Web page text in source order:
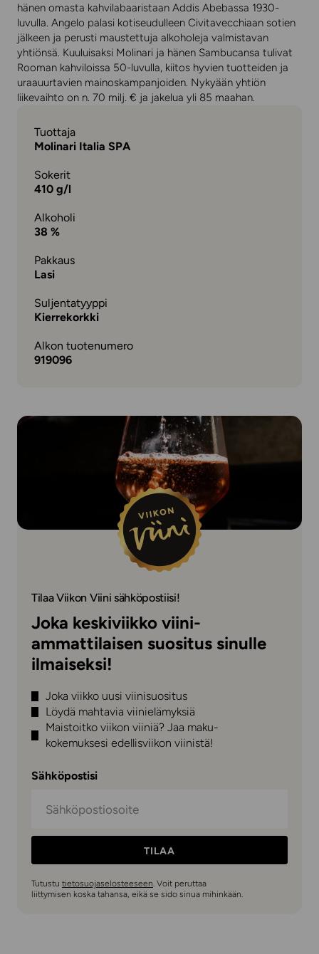
hänen omasta kahvilabaaristaan Addis Abebassa 1930-
luvulla. Angelo palasi kotiseudulleen Civitavecchiaan sotien
jälkeen ja perusti maustettuja alkoholeja valmistavan
yhtiönsä. Kuuluisaksi Molinari ja hänen Sambucansa tulivat
Rooman kahviloissa 50-luvulla, kiitos hyvien tuotteiden ja
uraauurtavien mainoskampanjoiden. Nykyään yhtiön
liikevaihto on n. 70 milj. € ja jakelua yli 85 maahan.
Tuottaja
Molinari Italia SPA
Sokerit
410 g/l
Alkoholi
38 %
Pakkaus
Lasi
Suljentatyyppi
Kierrekorkki
Alkon tuotenumero
919096
Tilaa Viikon Viini sähköpostiisi!
Joka keskiviikko viini-
ammattilaisen suositus sinulle
ilmaiseksi!
Joka viikko uusi viinisuositus
Löydä mahtavia viinielämyksiä
Maistoitko viikon viiniä? Jaa maku-
kokemuksesi edellisviikon viinistä!
Sähköpostisi
TILAA
Tutustu tietosuojaselosteeseen. Voit peruttaa
liittymisen koska tahansa, eikä se sido sinua mihinkään.